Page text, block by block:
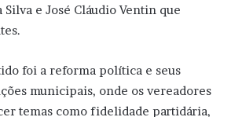
e José Cláudio Ventin que
foi a reforma política e seus
municipais, onde os vereadores
temas como fidelidade partidária,